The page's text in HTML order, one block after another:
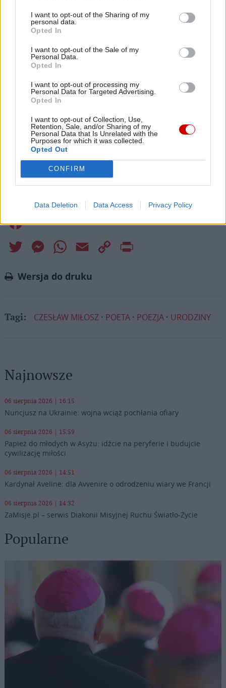
I want to opt-out of the Sharing of my
personal data.
Opted In
I want to opt-out of the Sale of my
Personal Data.
Opted In
I want to opt-out of processing my
Personal Data for Targeted Advertising.
Opted In
I want to opt-out of Collection, Use,
Retention, Sale, and/or Sharing of my
Personal Data that Is Unrelated with the
Purposes for which it was collected.
Opted Out
CONFIRM
Data Deletion Data Access Privacy Policy
Drogi Czytelniku,
cieszymy się, że odwiedzasz nasz portal. Jesteśmy
tu dla Ciebie!
Każdego dnia publikujemy najważniejsze
informacje z życia Kościoła w Polsce i na świecie.
Jednak bez Twojej pomocy sprostanie temu
Dlatego prosimy Cię owsparcie portalu eKAI.pl za
pośrednictwem serwisu Patronite.
Dzięki Tobie będziemy mogli realizować naszą
misję. Więcej informacji znajdziesz
Facebook
Twitter MessengerWhatsApp
Email
Copy
Wersja do druku
Tagi: CZESŁAW MIŁOSZ POETA POEZJA URODZINY
Najnowsze
06 sierpnia 2026 | 16:15
Nuncjusz na Ukrainie: wojna wciąż pochłania ofiary
06 sierpnia 2026 | 15:59
Papież do młodych w Asyżu: idźcie na peryferie i budujcie
cywilizację miłości
06 sierpnia 2026 | 14:51
Kardynał Aveline: dla Avvenire o odrodzeniu wiary we Francji
06 sierpnia 2026 | 14:32
ZaMisje.pl – serwis Diakonii Misyjnej Ruchu Światło-Życie
Popularne